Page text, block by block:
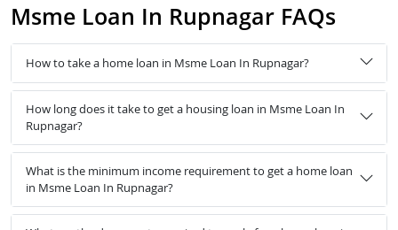
Msme Loan In Rupnagar FAQs
How to take a home loan in Msme Loan In Rupnagar?
How long does it take to get a housing loan in Msme Loan In
Rupnagar?
What is the minimum income requirement to get a home loan
in Msme Loan In Rupnagar?